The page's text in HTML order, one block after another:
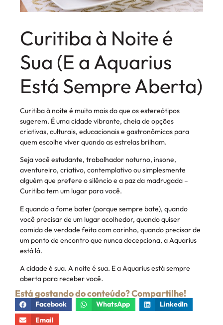
Curitiba à Noite é
Sua (E a Aquarius
Está Sempre Aberta)
Curitiba à noite é muito mais do que os estereótipos
sugerem. É uma cidade vibrante, cheia de opções
criativas, culturais, educacionais e gastronômicas para
quem escolhe viver quando as estrelas brilham.
Seja você estudante, trabalhador noturno, insone,
aventureiro, criativo, contemplativo ou simplesmente
alguém que prefere o silêncio e a paz da madrugada –
Curitiba tem um lugar para você.
E quando a fome bater (porque sempre bate), quando
você precisar de um lugar acolhedor, quando quiser
comida de verdade feita com carinho, quando precisar de
um ponto de encontro que nunca decepciona, a Aquarius
está lá.
A cidade é sua. A noite é sua. E a Aquarius está sempre
aberta para receber você.
Está gostando do conteúdo? Compartilhe!
Facebook WhatsApp
LinkedIn
Email